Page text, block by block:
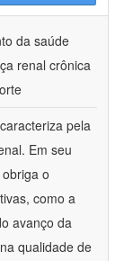
da saúde
renal crônica
pela
Em seu
o
como a
avanço da
qualidade de